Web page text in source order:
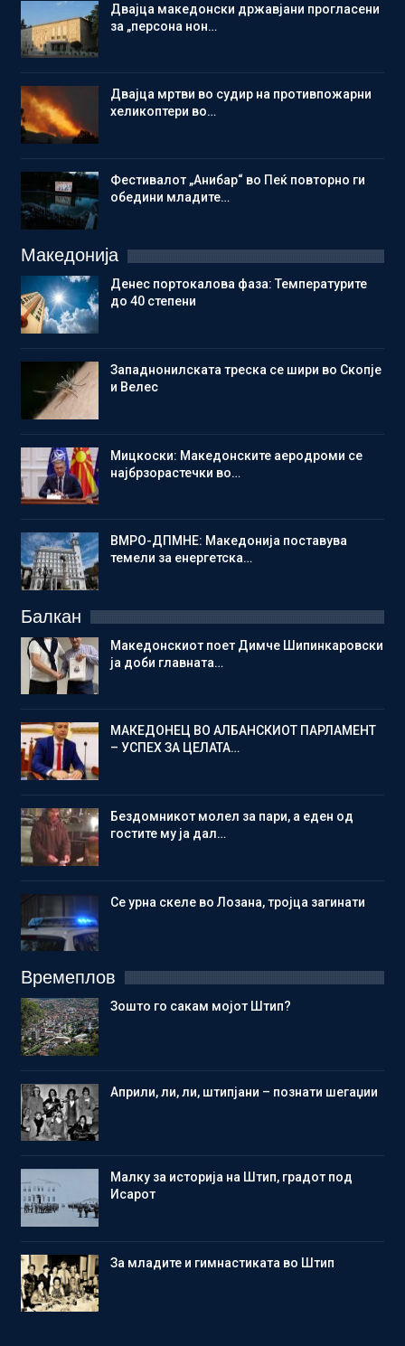
Двајца македонски државјани прогласени
за „персона нон…
Двајца мртви во судир на противпожарни
хеликоптери во…
Фестивалот „Анибар“ во Пеќ повторно ги
обедини младите…
Македонија
Денес портокалова фаза: Температурите
до 40 степени
Западнонилската треска се шири во Скопје
и Велес
Мицкоски: Македонските аеродроми се
најбрзорастечки во…
ВМРО-ДПМНЕ: Македонија поставува
темели за енергетска…
Балкан
Македонскиот поет Димче Шипинкаровски
ја доби главната…
МАКЕДОНЕЦ ВО АЛБАНСКИОТ ПАРЛАМЕНТ
– УСПЕХ ЗА ЦЕЛАТА…
Бездомникот молел за пари, а еден од
гостите му ја дал…
Се урна скеле во Лозана, тројца загинати
Времеплов
Зошто го сакам мојот Штип?
Aприли, ли, ли, штипјани – познати шегаџии
Малку за историја на Штип, градот под
Исарот
Зa младите и гимнастиката во Штип